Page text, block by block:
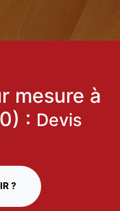
mesure à
: Devis
?